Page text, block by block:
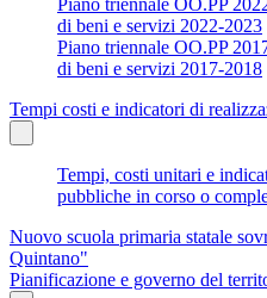
di beni e servizi 2022-2023
Piano triennale OO.PP
di beni e servizi 2017-2018
Tempi costi e indicatori di
Tempi, costi unitari e
pubbliche in corso o
Nuovo scuola primaria statale
Quintano"
Pianificazione e governo del